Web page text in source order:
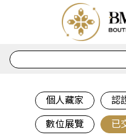
個人藏家 認
數位展覽 已